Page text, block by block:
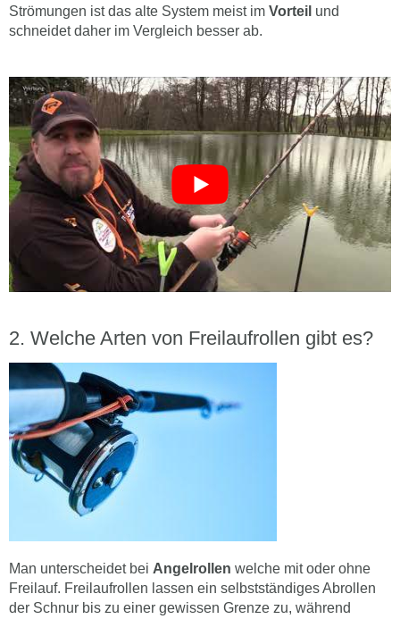
Strömungen ist das alte System meist im Vorteil und
schneidet daher im Vergleich besser ab.
Welche Arten von Freilaufrollen gibt es?
Man unterscheidet bei Angelrollen welche mit oder ohne
Freilauf. Freilaufrollen lassen ein selbstständiges Abrollen
der Schnur bis zu einer gewissen Grenze zu, während